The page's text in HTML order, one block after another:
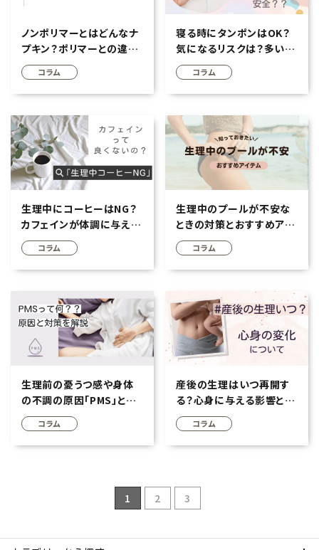
アルマウィン
アルモニベルツ
ご利用ガイド等
ノンポリマーとはどんなナ
プキン？ポリマーとの違い
は？快適な生理ライフを実
現しよう
コラム
寝る時にタンポンはOK？
気になるリスクは？多い日
の夜を快適に乗り切るコツ
を解説
コラム
生理中にコーヒーはNG？
カフェインが体調に与える
影響や対策方法を解説
コラム
生理中のプールが不安な
ときの対策とおすすめアイ
テム
コラム
生理前の憂うつ感や身体
の不調の原因「PMS」と
は？ 症状・原因・見分け
方・対処法を徹底解説
コラム
産後の生理はいつ再開す
る？心身に与える影響と必
要な対策・準備は？
コラム
1 2 3